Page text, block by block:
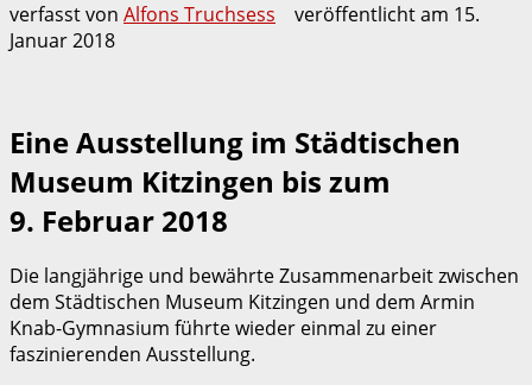
verfasst von Alfons Truchsess veröffentlicht am 15.
Januar 2018
Eine Ausstellung im Städtischen
Museum Kitzingen bis zum
9. Februar 2018
Die langjährige und bewährte Zusammenarbeit zwischen
dem Städtischen Museum Kitzingen und dem Armin
Knab-Gymnasium führte wieder einmal zu einer
faszinierenden Ausstellung.